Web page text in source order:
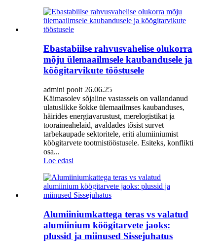
Ebastabiilse rahvusvahelise olukorra
mõju ülemaailmsele kaubandusele ja
köögitarvikute tööstusele
admini poolt 26.06.25
Käimasolev sõjaline vastasseis on vallandanud
ulatuslikke šokke ülemaailmses kaubanduses,
häirides energiavarustust, merelogistikat ja
tooraineahelaid, avaldades tõsist survet
tarbekaupade sektoritele, eriti alumiiniumist
köögitarvete tootmistööstusele. Esiteks, konflikti
osa...
Loe edasi
Alumiiniumkattega teras vs valatud
alumiinium köögitarvete jaoks:
plussid ja miinused Sissejuhatus